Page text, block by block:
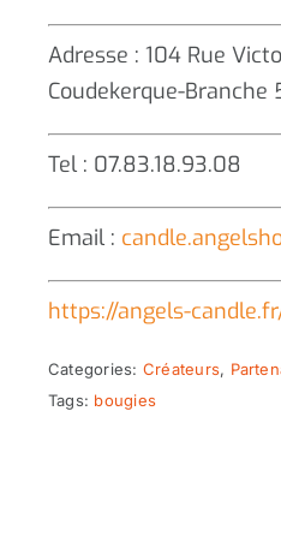
Adresse : 104 Rue
Coudekerque-Branche
Tel : 07.83.18.93.08
Email :
https://angels-
Categories: Créateurs,
Tags: bougies